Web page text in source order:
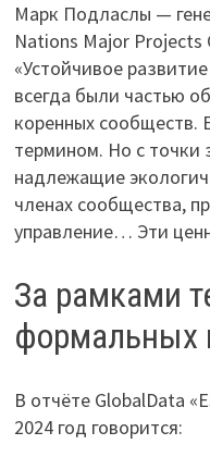
Марк Подласлы —
Nations Major
«Устойчивое
всегда были частью
коренных сообществ.
термином. Но с точки
надлежащие
членах сообщества,
управление… Эти
За рамками
формальных
В отчёте GlobalData
2024 год говорится: